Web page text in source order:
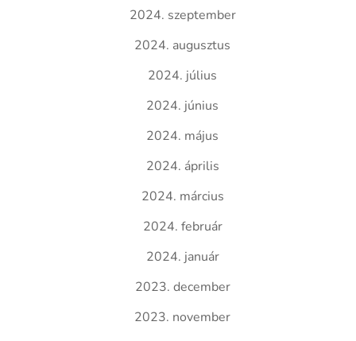
2024. szeptember
2024. augusztus
2024. július
2024. június
2024. május
2024. április
2024. március
2024. február
2024. január
2023. december
2023. november